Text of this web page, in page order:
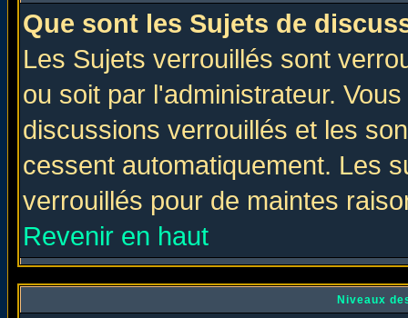
Que sont les Sujets de
Les Sujets verrouillés sont
ou soit par l'administrateur.
discussions verrouillés et les
cessent automatiquement. Les
verrouillés pour de maintes
Revenir en haut
Niveaux